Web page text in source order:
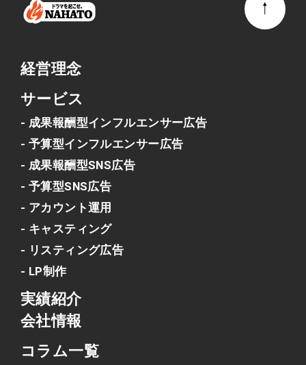
経営理念
サービス
- 成果報酬型インフルエンサー広告
- 予算型インフルエンサー広告
- 成果報酬型SNS広告
- 予算型SNS広告
- アカウント運用
- キャスティング
- リスティング広告
- LP制作
実績紹介
会社情報
コラム一覧